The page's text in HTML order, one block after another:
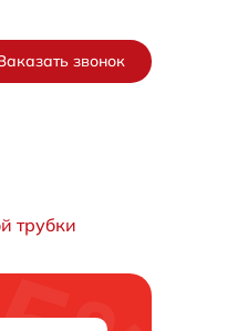
звонок
трубки